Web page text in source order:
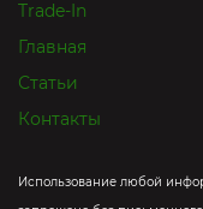
Trade-In
Главная
Статьи
Контакты
Использование любой